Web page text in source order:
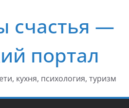
счастья —
портал
кухня, психология, туризм